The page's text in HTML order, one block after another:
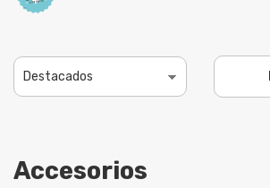
Accesorios